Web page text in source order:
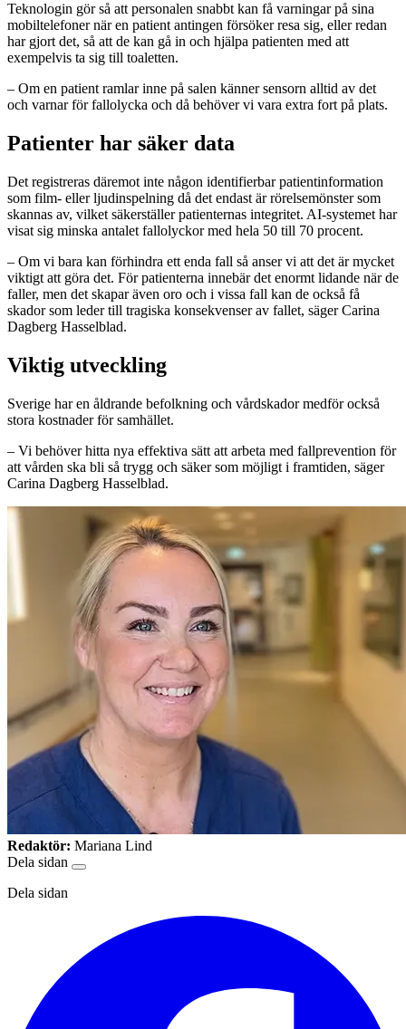
Teknologin gör så att personalen snabbt kan få varningar på sina
mobiltelefoner när en patient antingen försöker resa sig, eller redan
har gjort det, så att de kan gå in och hjälpa patienten med att
exempelvis ta sig till toaletten.
– Om en patient ramlar inne på salen känner sensorn alltid av det
och varnar för fallolycka och då behöver vi vara extra fort på plats.
Patienter har säker data
Det registreras däremot inte någon identifierbar patientinformation
som film- eller ljudinspelning då det endast är rörelsemönster som
skannas av, vilket säkerställer patienternas integritet. AI-systemet har
visat sig minska antalet fallolyckor med hela 50 till 70 procent.
– Om vi bara kan förhindra ett enda fall så anser vi att det är mycket
viktigt att göra det. För patienterna innebär det enormt lidande när de
faller, men det skapar även oro och i vissa fall kan de också få
skador som leder till tragiska konsekvenser av fallet, säger Carina
Dagberg Hasselblad.
Viktig utveckling
Sverige har en åldrande befolkning och vårdskador medför också
stora kostnader för samhället.
– Vi behöver hitta nya effektiva sätt att arbeta med fallprevention för
att vården ska bli så trygg och säker som möjligt i framtiden, säger
Carina Dagberg Hasselblad.
Redaktör: Mariana Lind
Dela sidan
Dela sidan